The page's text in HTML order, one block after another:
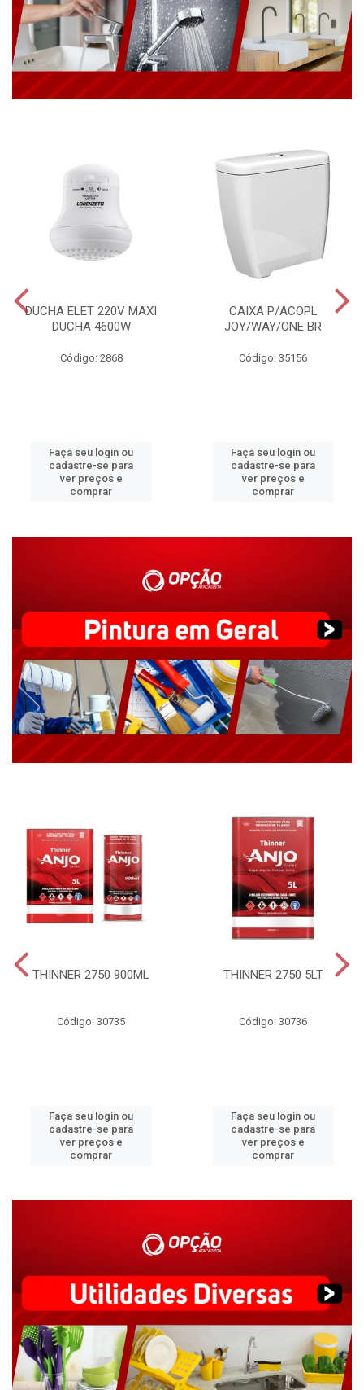
DUCHA ELET 220V MAXI
DUCHA 4600W
Código: 2868
Faça seu login ou
cadastre-se para
ver preços e
comprar
CAIXA P/ACOPL
JOY/WAY/ONE BR
Código: 35156
Faça seu login ou
cadastre-se para
ver preços e
comprar
THINNER 2750 900ML
Código: 30735
Faça seu login ou
cadastre-se para
ver preços e
comprar
THINNER 2750 5LT
Código: 30736
Faça seu login ou
cadastre-se para
ver preços e
comprar